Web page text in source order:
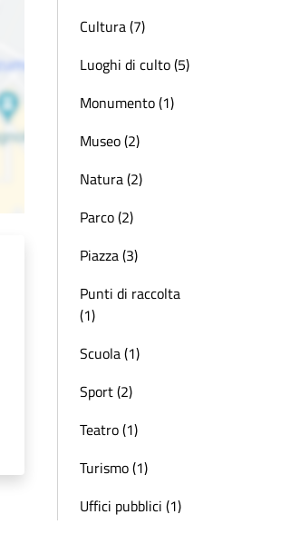
Cultura (7)
Luoghi di culto (5)
Monumento (1)
Museo (2)
Natura (2)
Parco (2)
Piazza (3)
Punti di raccolta
(1)
Scuola (1)
Sport (2)
Teatro (1)
Turismo (1)
Uffici pubblici (1)